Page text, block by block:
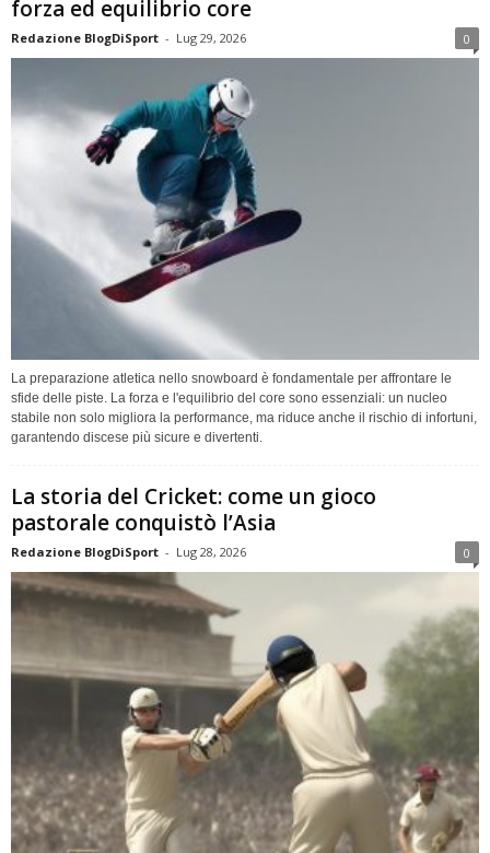
forza ed equilibrio core
Redazione BlogDiSport - Lug 29, 2026 0
La preparazione atletica nello snowboard è fondamentale per affrontare le
sfide delle piste. La forza e l'equilibrio del core sono essenziali: un nucleo
stabile non solo migliora la performance, ma riduce anche il rischio di infortuni,
garantendo discese più sicure e divertenti.
La storia del Cricket: come un gioco
pastorale conquistò l’Asia
Redazione BlogDiSport - Lug 28, 2026 0